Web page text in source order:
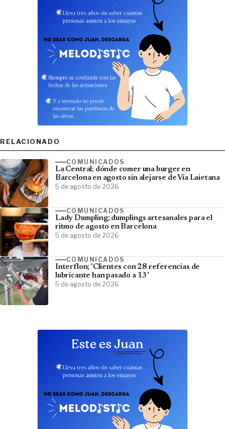
RELACIONADO
COMUNICADOS
La Central; dónde comer una burger en
Barcelona en agosto sin alejarse de Vía Laietana
5 de agosto de 2026
COMUNICADOS
Lady Dumpling; dumplings artesanales para el
ritmo de agosto en Barcelona
5 de agosto de 2026
COMUNICADOS
Interflon; 'Clientes con 28 referencias de
lubricante han pasado a 13'
5 de agosto de 2026